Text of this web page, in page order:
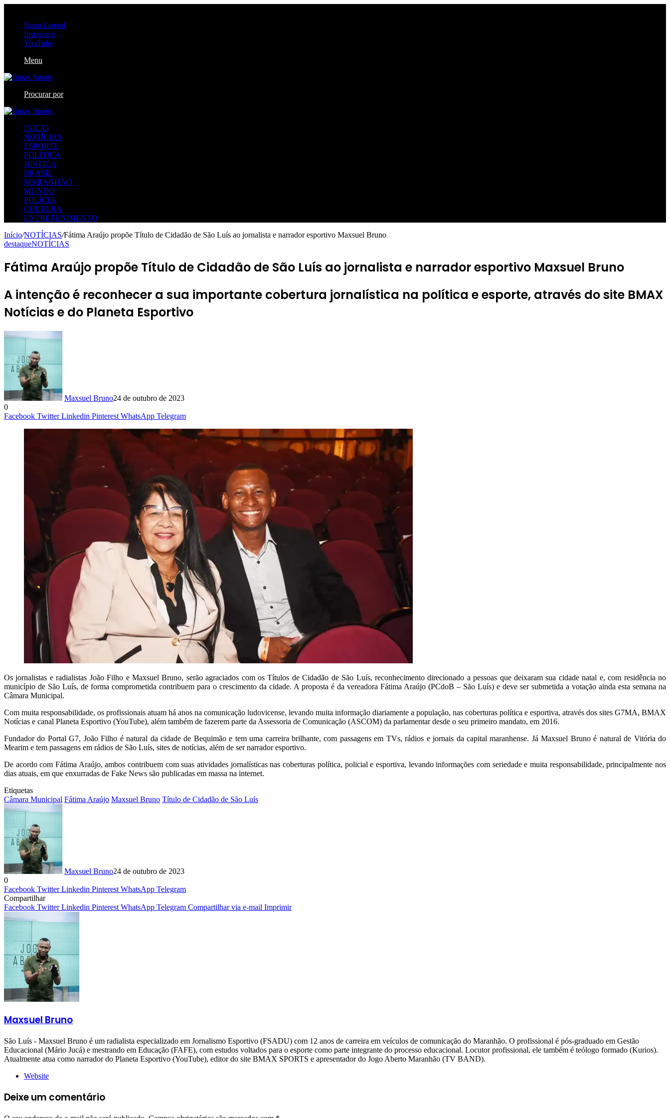
Barra Lateral
Instagram
YouTube
Menu
Procurar por
INICIO
NOTÍCIAS
ESPORTE
POLÍTICA
JUSTIÇA
BRASIL
MARANHÃO
MUNDO
POLÍCIA
CULTURA
ENTRETENIMENTO
Início/NOTÍCIAS/Fátima Araújo propõe Título de Cidadão de São Luís ao jornalista e narrador esportivo Maxsuel Bruno
destaqueNOTÍCIAS
Fátima Araújo propõe Título de Cidadão de São Luís ao jornalista e narrador esportivo Maxsuel Bruno
A intenção é reconhecer a sua importante cobertura jornalística na política e esporte, através do site BMAX
Notícias e do Planeta Esportivo
Maxsuel Bruno24 de outubro de 2023
0
Facebook Twitter Linkedin Pinterest WhatsApp Telegram
Os jornalistas e radialistas João Filho e Maxsuel Bruno, serão agraciados com os Títulos de Cidadão de São Luís, reconhecimento direcionado a pessoas que deixaram sua cidade natal e, com residência no
município de São Luís, de forma comprometida contribuem para o crescimento da cidade. A proposta é da vereadora Fátima Araújo (PCdoB – São Luís) e deve ser submetida a votação ainda esta semana na
Câmara Municipal.
Com muita responsabilidade, os profissionais atuam há anos na comunicação ludovicense, levando muita informação diariamente a população, nas coberturas política e esportiva, através dos sites G7MA, BMAX
Notícias e canal Planeta Esportivo (YouTube), além também de fazerem parte da Assessoria de Comunicação (ASCOM) da parlamentar desde o seu primeiro mandato, em 2016.
Fundador do Portal G7, João Filho é natural da cidade de Bequimão e tem uma carreira brilhante, com passagens em TVs, rádios e jornais da capital maranhense. Já Maxsuel Bruno é natural de Vitória do
Mearim e tem passagens em rádios de São Luís, sites de notícias, além de ser narrador esportivo.
De acordo com Fátima Araújo, ambos contribuem com suas atividades jornalísticas nas coberturas política, policial e esportiva, levando informações com seriedade e muita responsabilidade, principalmente nos
dias atuais, em que enxurradas de Fake News são publicadas em massa na internet.
Etiquetas
Câmara Municipal Fátima Araújo Maxsuel Bruno Título de Cidadão de São Luís
Maxsuel Bruno24 de outubro de 2023
0
Facebook Twitter Linkedin Pinterest WhatsApp Telegram
Compartilhar
Facebook Twitter Linkedin Pinterest WhatsApp Telegram Compartilhar via e-mail Imprimir
Maxsuel Bruno
São Luís - Maxsuel Bruno é um radialista especializado em Jornalismo Esportivo (FSADU) com 12 anos de carreira em veículos de comunicação do Maranhão. O profissional é pós-graduado em Gestão
Educacional (Mário Jucá) e mestrando em Educação (FAFE), com estudos voltados para o esporte como parte integrante do processo educacional. Locutor profissional, ele também é teólogo formado (Kurios).
Atualmente atua como narrador do Planeta Esportivo (YouTube), editor do site BMAX SPORTS e apresentador do Jogo Aberto Maranhão (TV BAND).
Website
Deixe um comentário